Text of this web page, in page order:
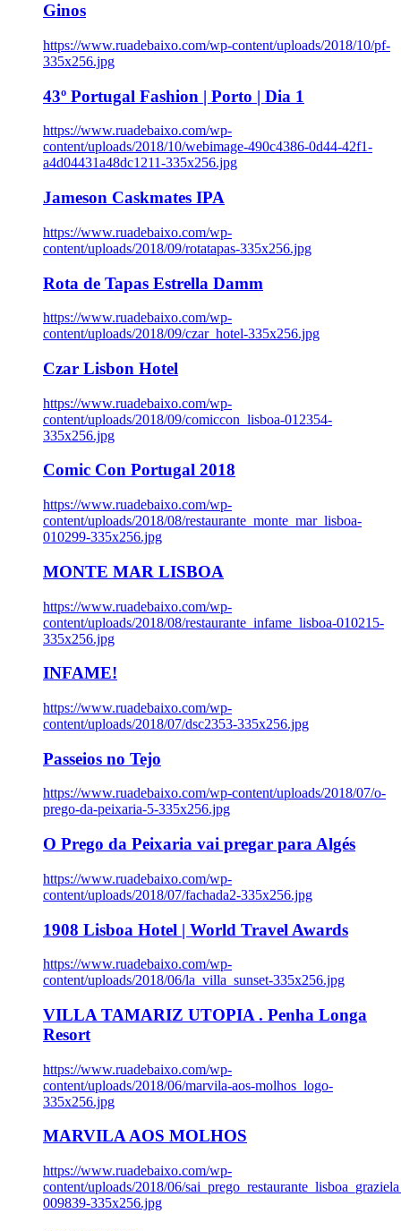
Ginos
https://www.ruadebaixo.com/wp-content/uploads/2018/10/pf-
335x256.jpg
43º Portugal Fashion | Porto | Dia 1
https://www.ruadebaixo.com/wp-
content/uploads/2018/10/webimage-490c4386-0d44-42f1-
a4d04431a48dc1211-335x256.jpg
Jameson Caskmates IPA
https://www.ruadebaixo.com/wp-
content/uploads/2018/09/rotatapas-335x256.jpg
Rota de Tapas Estrella Damm
https://www.ruadebaixo.com/wp-
content/uploads/2018/09/czar_hotel-335x256.jpg
Czar Lisbon Hotel
https://www.ruadebaixo.com/wp-
content/uploads/2018/09/comiccon_lisboa-012354-
335x256.jpg
Comic Con Portugal 2018
https://www.ruadebaixo.com/wp-
content/uploads/2018/08/restaurante_monte_mar_lisboa-
010299-335x256.jpg
MONTE MAR LISBOA
https://www.ruadebaixo.com/wp-
content/uploads/2018/08/restaurante_infame_lisboa-010215-
335x256.jpg
INFAME!
https://www.ruadebaixo.com/wp-
content/uploads/2018/07/dsc2353-335x256.jpg
Passeios no Tejo
https://www.ruadebaixo.com/wp-content/uploads/2018/07/o-
prego-da-peixaria-5-335x256.jpg
O Prego da Peixaria vai pregar para Algés
https://www.ruadebaixo.com/wp-
content/uploads/2018/07/fachada2-335x256.jpg
1908 Lisboa Hotel | World Travel Awards
https://www.ruadebaixo.com/wp-
content/uploads/2018/06/la_villa_sunset-335x256.jpg
VILLA TAMARIZ UTOPIA . Penha Longa
Resort
https://www.ruadebaixo.com/wp-
content/uploads/2018/06/marvila-aos-molhos_logo-
335x256.jpg
MARVILA AOS MOLHOS
https://www.ruadebaixo.com/wp-
content/uploads/2018/06/
009839-335x256.jpg